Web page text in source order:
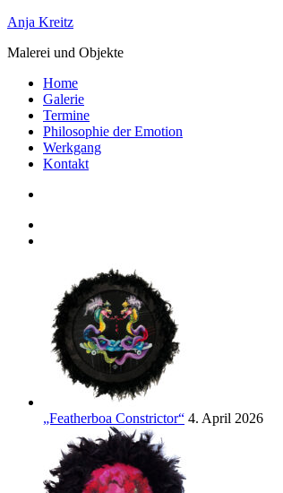
Zum
springen
Anja Kreitz
Malerei und Objekte
Home
Galerie
Termine
Philosophie der Emotion
Werkgang
Kontakt
„Featherboa Constrictor“ 4. April 2026